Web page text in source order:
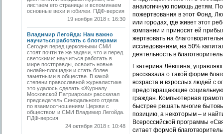
листаем его страницы и вспоминаем
основные вехи и юбилеи. ПДФ-версия
19 ноября 2018 г. 16:30
Владимир Легойда: Нам важно
научиться работать с блогерами
Сегодня перед церковными СМИ
стоят почти те же задачи, что и перед
светскими: научиться работать в
мире постправды, освоить новые
онлайн-площадки и стать более
заметными в обществе. В какой
степени православной журналистике
это удалось сделать «Журналу
Московской Патриархии» рассказал
председатель Синодального отдела
по взаимоотношениям Церкви с
обществом и СМИ Владимир Легойда.
ПДФ-версия
24 октября 2018 г. 10:48
аналогичную помощь детям.
пожертвования в этот Фонд.
или городах, где живет этот
компании и приносят ей
жертвовать на
исследованиям, на 50%
деятельность в
Екатерина Лёвшина,
рассказала о такой форме
возраста и взрослых людей с
предотвращающие
граждан. Компьютерная
быстрее решать многие
позицию, а некоторым – и
Всероссийской программы
ситает формой